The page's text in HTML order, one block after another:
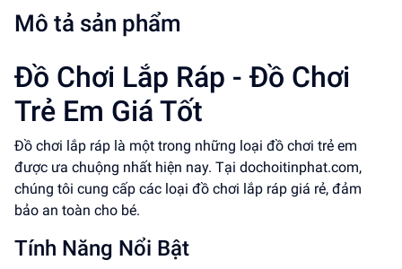
Mô tả sản phẩm
Đồ Chơi Lắp Ráp - Đồ Chơi
Trẻ Em Giá Tốt
Đồ chơi lắp ráp là một trong những loại đồ chơi trẻ em
được ưa chuộng nhất hiện nay. Tại dochoitinphat.com,
chúng tôi cung cấp các loại đồ chơi lắp ráp giá rẻ, đảm
bảo an toàn cho bé.
Tính Năng Nổi Bật